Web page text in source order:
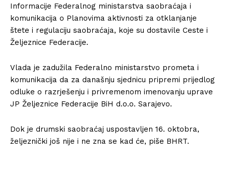
Informacije Federalnog ministarstva saobraćaja i
komunikacija o Planovima aktivnosti za otklanjanje
štete i regulaciju saobraćaja, koje su dostavile Ceste i
Željeznice Federacije.
Vlada je zadužila Federalno ministarstvo prometa i
komunikacija da za današnju sjednicu pripremi prijedlog
odluke o razrješenju i privremenom imenovanju uprave
JP Željeznice Federacije BiH d.o.o. Sarajevo.
Dok je drumski saobraćaj uspostavljen 16. oktobra,
željeznički još nije i ne zna se kad će, piše BHRT.